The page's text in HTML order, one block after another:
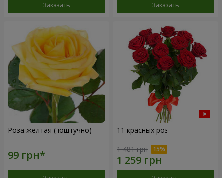
Заказать Заказать
Роза желтая (поштучно) 11 красных роз
1 481 грн